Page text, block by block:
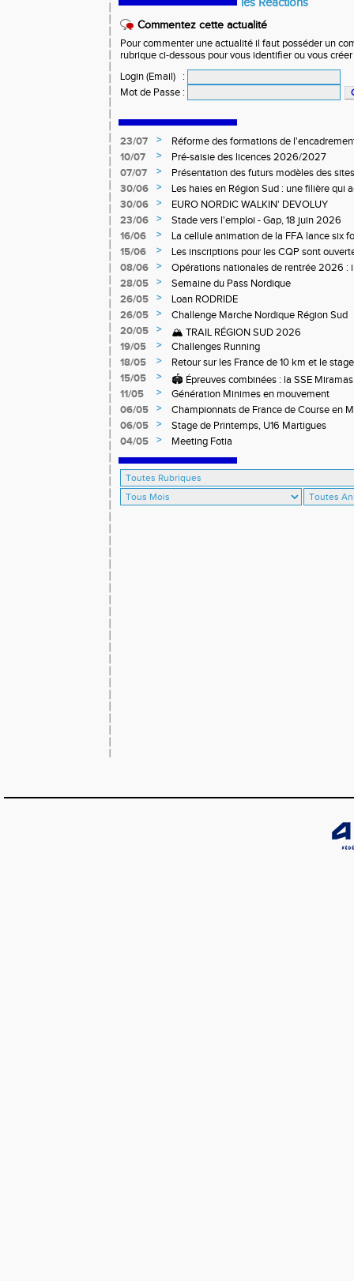
les Réactions
Commentez cette actualité
Pour commenter une actualité il faut posséder un
rubrique ci-dessous pour vous identifier ou vous
Login (Email)
:
Mot de Passe :
23/07 >
Réforme des formations de
10/07
>
Pré-saisie des licences 2026/2027
07/07
>
Présentation des futurs modèles des
30/06
>
Les haies en Région Sud : une filière qui
30/06
>
EURO NORDIC WALKIN' DEVOLUY
23/06
>
Stade vers l'emploi - Gap, 18 juin 2026
16/06
>
La cellule animation de la FFA lance six
Niveau 1 et 3 pour ACR Niveau 2)
15/06 >
Les inscriptions pour les CQP sont
Qualification Professionnelle)
08/06 >
Opérations nationales de rentrée 2026 :
28/05
>
Semaine du Pass Nordique
26/05
>
Loan RODRIDE
26/05
>
Challenge Marche Nordique Région Sud
20/05
>
🏔️ TRAIL RÉGION SUD 2026
19/05
>
Challenges Running
18/05
>
Retour sur les France de 10 km et le
off-road à Briançon
15/05 >
🏟️ Épreuves combinées : la SSE
11/05
>
Génération Minimes en mouvement
06/05
>
Championnats de France de Course en
06/05
>
Stage de Printemps, U16 Martigues
04/05
> Meeting Fotia